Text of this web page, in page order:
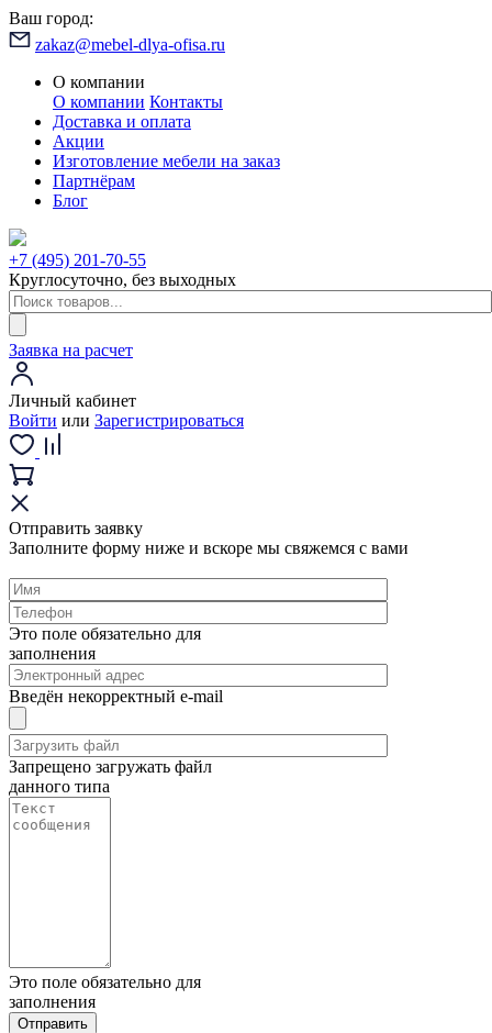
Ваш город:
zakaz@mebel-dlya-ofisa.ru
О компании
О компании Контакты
Доставка и оплата
Акции
Изготовление мебели на заказ
Партнёрам
Блог
+7 (495) 201-70-55
Круглосуточно, без выходных
Заявка на расчет
Личный кабинет
Войти или Зарегистрироваться
Отправить заявку
Заполните форму ниже и вскоре мы свяжемся с вами
Это поле обязательно для
заполнения
Введён некорректный e-mail
Запрещено загружать файл
данного типа
Это поле обязательно для
заполнения